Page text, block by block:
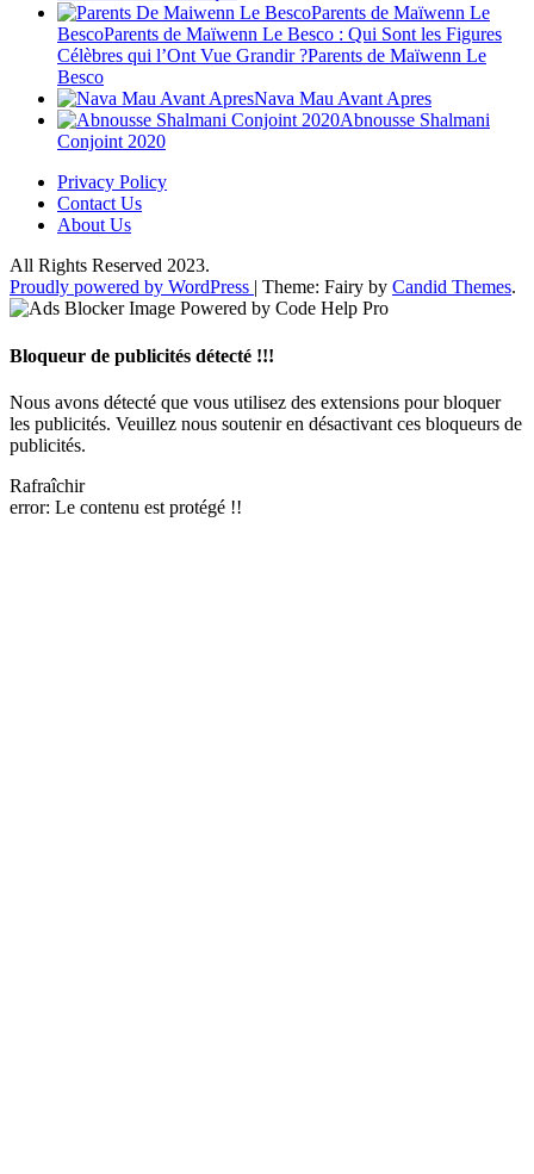
Parents de Maïwenn Le
BescoParents de Maïwenn Le Besco : Qui Sont les Figures
Célèbres qui l’Ont Vue Grandir ?Parents de Maïwenn Le
Besco
Nava Mau Avant Apres
Abnousse Shalmani
Conjoint 2020
Privacy Policy
Contact Us
About Us
All Rights Reserved 2023.
Proudly powered by WordPress | Theme: Fairy by Candid Themes.
Bloqueur de publicités détecté !!!
Nous avons détecté que vous utilisez des extensions pour bloquer
les publicités. Veuillez nous soutenir en désactivant ces bloqueurs de
publicités.
Rafraîchir
error: Le contenu est protégé !!